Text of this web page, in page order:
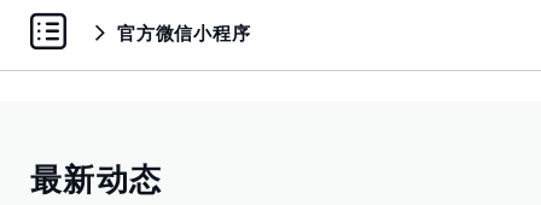
官方微信小程序
最新动态